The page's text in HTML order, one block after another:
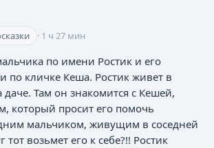
· 1 ч 27 мин
по имени Ростик и его
по кличке Кеша. Ростик живет в
даче. Там он знакомится с Кешей,
который просит его помочь
мальчиком, живущим в соседней
тот возьмет его к себе?!! Ростик